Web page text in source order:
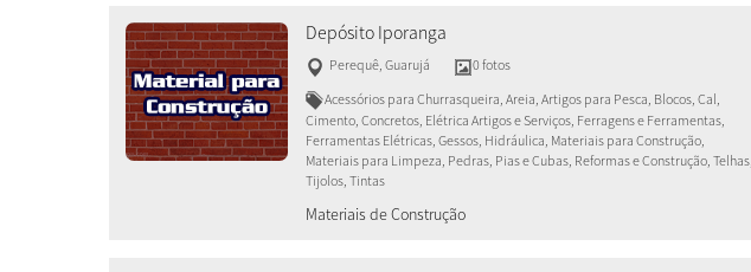
Depósito Iporanga
Perequê, Guarujá
0 fotos
Acessórios para Churrasqueira, Areia, Artigos para Pesca, Blocos, Cal,
Cimento, Concretos, Elétrica Artigos e Serviços, Ferragens e Ferramentas,
Ferramentas Elétricas, Gessos, Hidráulica, Materiais para Construção,
Materiais para Limpeza, Pedras, Pias e Cubas, Reformas e Construção, Telhas,
Tijolos, Tintas
Materiais de Construção